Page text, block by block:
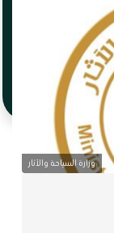
وزارة السياحة والآثار